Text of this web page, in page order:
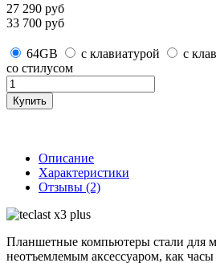
27 290 руб
33 700 руб
64GB с клавиатурой
с
со стилусом
Купить
Описание
Характеристики
Отзывы (2)
Планшетные компьютеры стали для
неотъемлемым аксессуаром, как часы